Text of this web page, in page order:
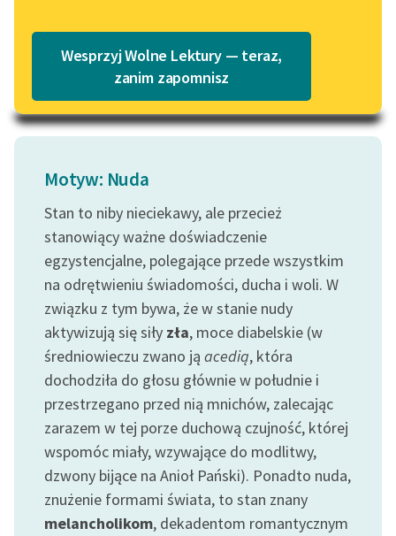
Lektury szkolne i klasyka
literatury do słuchania dla
uczennic i uczniów z
niepełnosprawnościami
E-kolekcja lektur
słuchania dla uczennic i
uczniów z
niepełnosprawnościami
Feministyczne inspiracje.
Popularyzacja
skandynawskiej literatury
feministycznej
Kolekcje edukacyjne
twórców przechodzących
do domeny publicznej,
lektur szkolnych oraz
Starego Testamentu
Katalog w formacie PDF
Wesprzyj Wolne Lektury — teraz,
zanim zapomnisz
Czytaj więcej
Motyw: Nuda
Stan to niby nieciekawy, ale przecież
stanowiący ważne doświadczenie
egzystencjalne, polegające przede wszystkim
na odrętwieniu świadomości, ducha i woli. W
związku z tym bywa, że w stanie nudy
aktywizują się siły zła, moce diabelskie (w
średniowieczu zwano ją acedią, która
dochodziła do głosu głównie w południe i
przestrzegano przed nią mnichów, zalecając
zarazem w tej porze duchową czujność, której
wspomóc miały, wzywające do modlitwy,
dzwony bijące na Anioł Pański). Ponadto nuda,
znużenie formami świata, to stan znany
melancholikom, dekadentom romantycznym